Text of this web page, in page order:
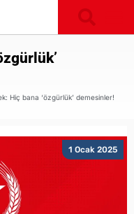
Hiç bana ‘özgürlük’ demesinler!
1 Ocak 2025